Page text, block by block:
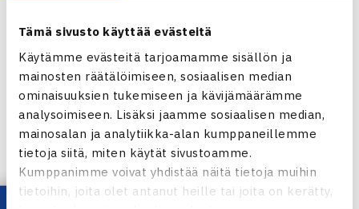
Tämä sivusto käyttää evästeitä
Käytämme evästeitä tarjoamamme sisällön ja
mainosten räätälöimiseen, sosiaalisen median
ominaisuuksien tukemiseen ja kävijämäärämme
analysoimiseen. Lisäksi jaamme sosiaalisen median,
mainosalan ja analytiikka-alan kumppaneillemme
tietoja siitä, miten käytät sivustoamme.
Kumppanimme voivat yhdistää näitä tietoja muihin
tietoihin, joita olet antanut heille tai joita on kerätty,
Jaa: